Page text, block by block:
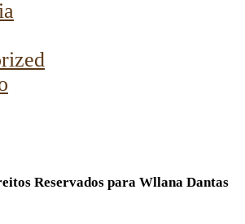
Reservados para Wllana Dantas